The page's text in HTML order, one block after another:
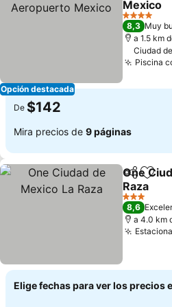
Opción destacada
Mexico
Ver
4 Estrellas
8,3 Muy
a 1.5 km
Ciudad
Piscina
De $142
Mira precios de 9 páginas
Compartir
One
Raza
Ver
3 Estrellas
8,6
a 4.0 km
Elige fechas para ver los precios